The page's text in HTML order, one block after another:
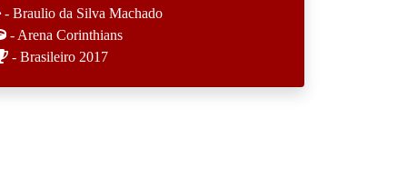
- Braulio da Silva Machado
- Arena Corinthians
- Brasileiro 2017